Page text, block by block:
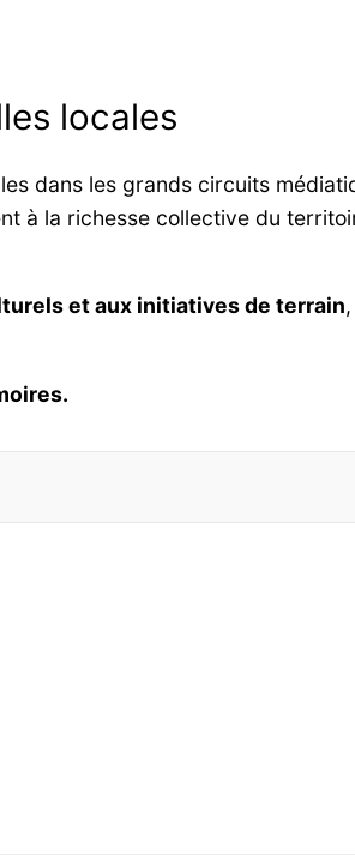
locales
dans les grands circuits
à la richesse collective du
et aux initiatives de terrain